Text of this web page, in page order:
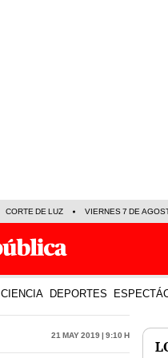
CORTE DE LUZ VIERNES 7 DE
CIENCIA DEPORTES
21 May 2019 | 9:10 h